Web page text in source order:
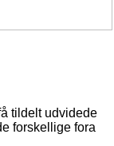
tildelt udvidede
forskellige fora